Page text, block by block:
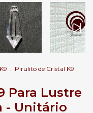
K9 . Pirulito de Cristal K9
Para Lustre
- Unitário